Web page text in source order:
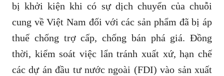
bị khởi kiện khi có sự dịch chuyển của chuỗi
cung về Việt Nam đối với các sản phẩm đã bị áp
thuế chống trợ cấp, chống bán phá giá. Đồng
thời, kiểm soát việc lẩn tránh xuất xứ, hạn chế
các dự án đầu tư nước ngoài (FDI) vào sản xuất